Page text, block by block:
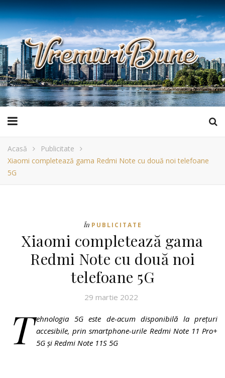
Acasă
Publicitate
Xiaomi completează gama Redmi Note cu două noi telefoane
5G
În PUBLICITATE
Xiaomi completează gama
Redmi Note cu două noi
telefoane 5G
29 martie 2022
T ehnologia 5G este de-acum disponibilă la prețuri
accesibile, prin smartphone-urile Redmi Note 11 Pro+
5G și Redmi Note 11S 5G